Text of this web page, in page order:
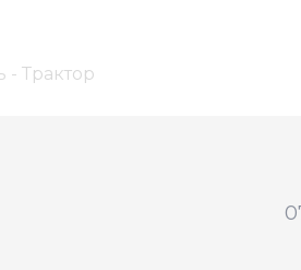
- Трактор